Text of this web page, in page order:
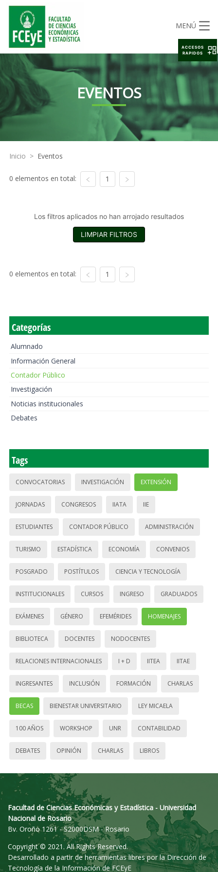
MENÚ
EVENTOS
Inicio > Eventos
0 elementos en total: 1
Los filtros aplicados no han arrojado resultados
LIMPIAR FILTROS
0 elementos en total: 1
Categorías
Alumnado
Información General
Contador Público
Investigación
Noticias institucionales
Debates
Tags
CONVOCATORIAS INVESTIGACIÓN EXTENSIÓN
JORNADAS CONGRESOS IIATA IIE
ESTUDIANTES CONTADOR PÚBLICO ADMINISTRACIÓN
TURISMO ESTADÍSTICA ECONOMÍA CONVENIOS
POSGRADO POSTÍTULOS CIENCIA Y TECNOLOGÍA
INSTITUCIONALES CURSOS INGRESO GRADUADOS
EXÁMENES GÉNERO EFEMÉRIDES HOMENAJES
BIBLIOTECA DOCENTES NODOCENTES
RELACIONES INTERNACIONALES I + D IITEA IITAE
INGRESANTES INCLUSIÓN FORMACIÓN CHARLAS
BECAS BIENESTAR UNIVERSITARIO LEY MICAELA
100 AÑOS WORKSHOP UNR CONTABILIDAD
DEBATES OPINIÓN CHARLAS LIBROS
Facultad de Ciencias Económicas y Estadística - Universidad
Nacional de Rosario
Bv. Oroño 1261 - S2000DSM - Rosario
Copyright © 2021. All Rights Reserved.
Desarrollado a partir de herramientas libres por la Dirección de
Tecnología de la Información de FCEyE
ACCESOS
RAPIDOS